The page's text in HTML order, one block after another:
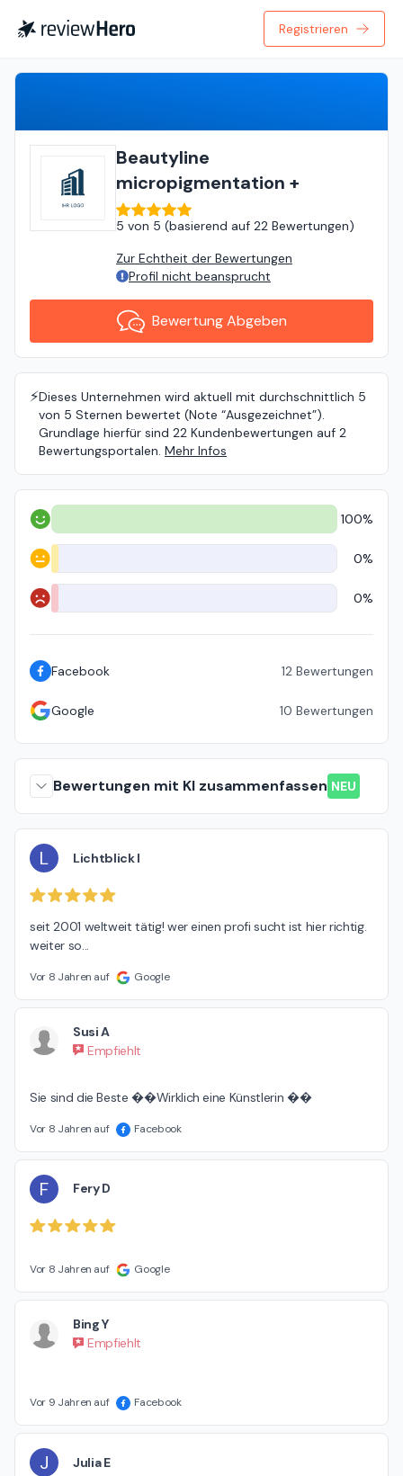
Registrieren
Beautyline
micropigmentation +
5 von 5 (basierend auf 22 Bewertungen)
Zur Echtheit der Bewertungen
Profil nicht beansprucht
Bewertung Abgeben
⚡️Dieses Unternehmen wird aktuell mit durchschnittlich 5
von 5 Sternen bewertet (Note “Ausgezeichnet”).
Grundlage hierfür sind 22 Kundenbewertungen auf 2
Bewertungsportalen. Mehr Infos
Positiv 100%
Neutral 0%
Negativ 0%
Facebook 12 Bewertungen
Google 10 Bewertungen
Bewertungen mit KI zusammenfassen NEU
L Lichtblick I
seit 2001 weltweit tätig! wer einen profi sucht ist hier richtig.
weiter so...
Vor 8 Jahren auf Google
Susi A
Empfiehlt
Sie sind die Beste ��Wirklich eine Künstlerin ��
Vor 8 Jahren auf Facebook
F Fery D
Vor 8 Jahren auf Google
Bing Y
Empfiehlt
Vor 9 Jahren auf Facebook
J Julia E